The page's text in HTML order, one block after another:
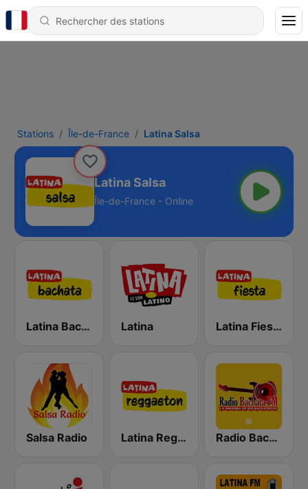
Stations Île-de-France Latina Salsa
Latina Salsa
Île-de-France - Online
Latina Bachata Latina Latina Fiesta
Salsa Radio Latina Reggaeton Radio Bachata